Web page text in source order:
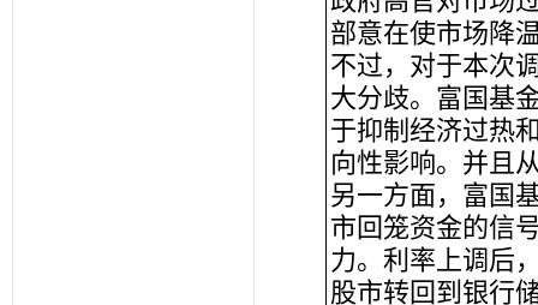
部意在使市场降
不过，对于本次
大分歧。富国基
于抑制经济过热
向性影响。并且
另一方面，富国
市回笼资金的信
力。利率上调后
股市转回到银行